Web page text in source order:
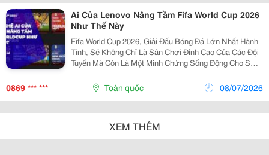
Ai Của Lenovo Nâng Tầm Fifa World Cup 2026
Như Thế Này
Fifa World Cup 2026, Giải Đấu Bóng Đá Lớn Nhất Hành
Tinh, Sẽ Không Chỉ Là Sân Chơi Đỉnh Cao Của Các Đội
Tuyển Mà Còn Là Một Minh Chứng Sống Động Cho Sức
Mạnh Của Trí Tuệ Nhân Tạo (Ai). Thông Qua Sự Hợp
Tác Chiến Lược Với Lenovo, Nhà Cung Cấp Công...
0869 *** *** Toàn quốc 08/07/2026
XEM THÊM